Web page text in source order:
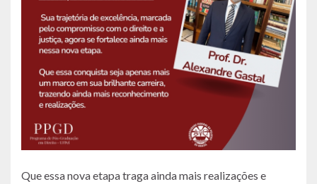
Que essa nova etapa traga ainda mais realizações e